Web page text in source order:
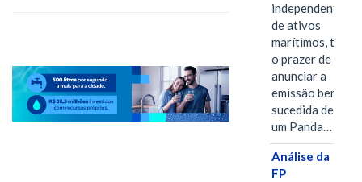
independentes
de ativos
marítimos, tem
o prazer de
anunciar a
emissão bem-
sucedida de
um Panda…
Análise da
FP